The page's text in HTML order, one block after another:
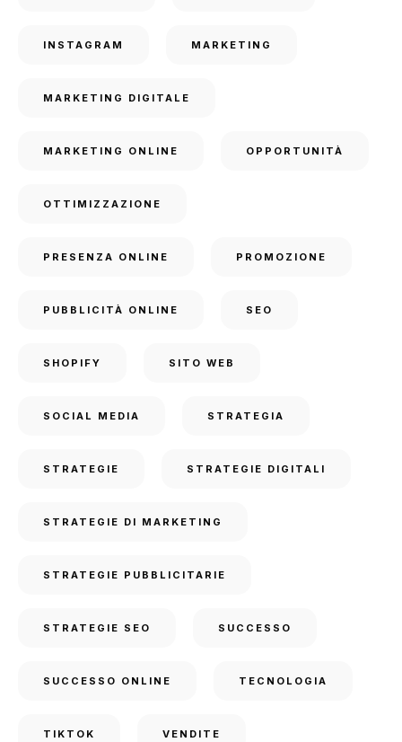
INSTAGRAM MARKETING
MARKETING DIGITALE
MARKETING ONLINE OPPORTUNITÀ
OTTIMIZZAZIONE
PRESENZA ONLINE PROMOZIONE
PUBBLICITÀ ONLINE SEO
SHOPIFY SITO WEB
SOCIAL MEDIA STRATEGIA
STRATEGIE STRATEGIE DIGITALI
STRATEGIE DI MARKETING
STRATEGIE PUBBLICITARIE
STRATEGIE SEO SUCCESSO
SUCCESSO ONLINE TECNOLOGIA
TIKTOK VENDITE